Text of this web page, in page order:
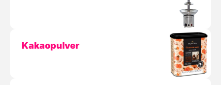
Kakaopulver